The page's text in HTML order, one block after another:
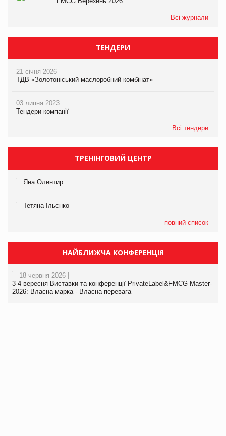
Всі журнали
ТЕНДЕРИ
21 січня 2026
ТДВ «Золотоніський маслоробний комбінат»
03 липня 2023
Тендери компанії
Всі тендери
ТРЕНІНГОВИЙ ЦЕНТР
Яна Олентир
Тетяна Ільєнко
повний список
НАЙБЛИЖЧА КОНФЕРЕНЦІЯ
18 червня 2026 |
3-4 вересня Виставки та конференції PrivateLabel&FMCG Master-
2026: Власна марка - Власна перевага